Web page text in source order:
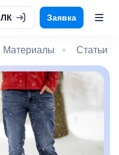
ЛК Заявка
Материалы Статьи